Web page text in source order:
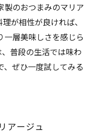
製のおつまみのマリア
が相性が良ければ、
一層美味しさを感じら
普段の生活では味わ
、ぜひ一度試してみる
アージュ